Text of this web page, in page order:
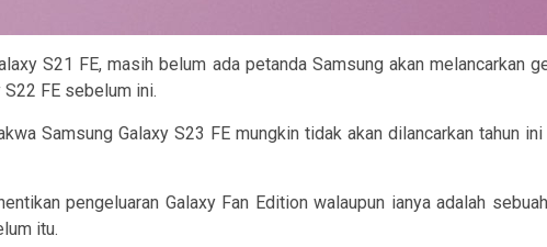
S21 FE, masih belum ada petanda Samsung akan melancarkan
FE sebelum ini.
Samsung Galaxy S23 FE mungkin tidak akan dilancarkan tahun
pengeluaran Galaxy Fan Edition walaupun ianya adalah
itu.